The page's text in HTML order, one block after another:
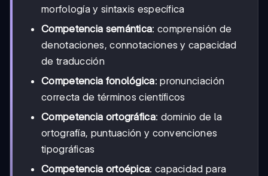
morfología y sintaxis específica
Competencia semántica: comprensión de
denotaciones, connotaciones y capacidad
de traducción
Competencia fonológica: pronunciación
correcta de términos científicos
Competencia ortográfica: dominio de la
ortografía, puntuación y convenciones
tipográficas
Competencia ortoépica: capacidad para